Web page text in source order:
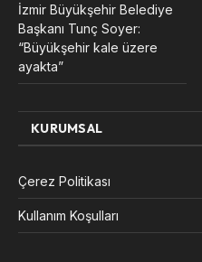
İzmir Büyükşehir Belediye
Başkanı Tunç Soyer:
“Büyükşehir kale üzere
ayakta”
KURUMSAL
Çerez Politikası
Kullanım Koşulları